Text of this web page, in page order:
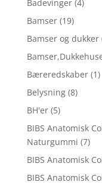
Badevinger (4)
Bamser (19)
Bamser og dukker
Bæreredskaber (1)
Belysning (8)
BH'er (5)
BIBS Anatomisk
Naturgummi (7)
BIBS Anatomisk
BIBS Anatomisk